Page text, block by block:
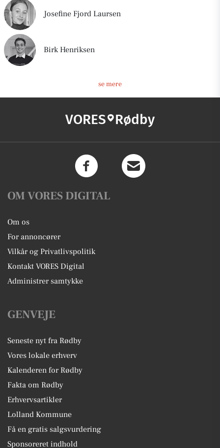
Josefine Fjord Laursen
Birk Henriksen
se mere
VORES Rødby
OM VORES DIGITAL
Om os
For annoncører
Vilkår og Privatlivspolitik
Kontakt VORES Digital
Administrer samtykke
GENVEJE
Seneste nyt fra Rødby
Vores lokale erhverv
Kalenderen for Rødby
Fakta om Rødby
Erhvervsartikler
Lolland Kommune
Få en gratis salgsvurdering
Sponsoreret indhold